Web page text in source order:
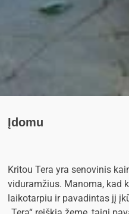
Įdomu
Kritou Tera yra senovinis
viduramžius. Manoma, kad
laikotarpiu ir pavadintas jį